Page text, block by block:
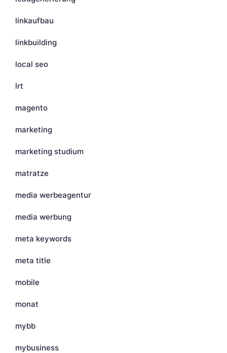
linkaufbau
linkbuilding
local seo
lrt
magento
marketing
marketing studium
matratze
media werbeagentur
media werbung
meta keywords
meta title
mobile
monat
mybb
mybusiness